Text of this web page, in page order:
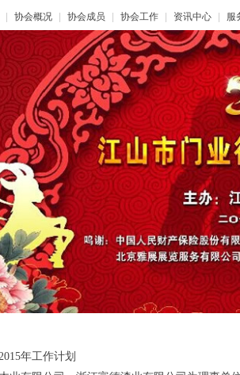
协会概况 协会成员 协会工作 资讯中心 服
年工作计划